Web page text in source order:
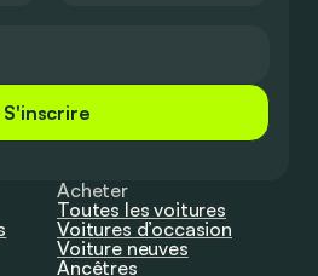
S'inscrire
Acheter
Toutes les voitures
Voitures d’occasion
Voiture neuves
Ancêtres